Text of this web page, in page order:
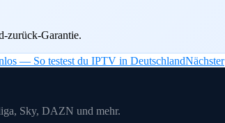
zurück-Garantie.
— So testest du IPTV in DeutschlandNächster
Sky, DAZN und mehr.